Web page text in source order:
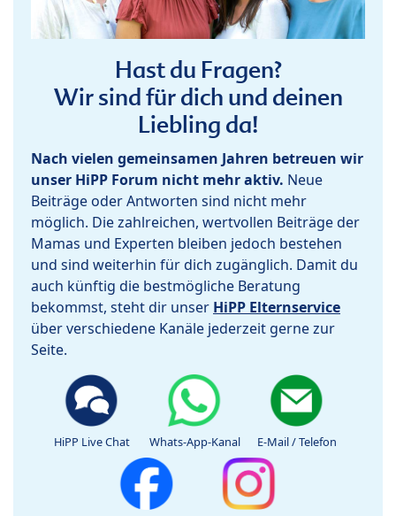
Hast du Fragen?
Wir sind für dich und deinen
Liebling da!
Nach vielen gemeinsamen Jahren betreuen wir
unser HiPP Forum nicht mehr aktiv. Neue
Beiträge oder Antworten sind nicht mehr
möglich. Die zahlreichen, wertvollen Beiträge der
Mamas und Experten bleiben jedoch bestehen
und sind weiterhin für dich zugänglich. Damit du
auch künftig die bestmögliche Beratung
bekommst, steht dir unser HiPP Elternservice
über verschiedene Kanäle jederzeit gerne zur
Seite.
HiPP Live Chat Whats-App-Kanal E-Mail / Telefon